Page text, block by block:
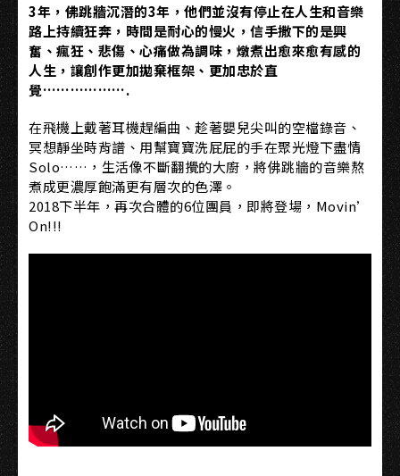
3年，佛跳牆沉潛的3年，他們並沒有停止在人生和音樂
路上持續狂奔，時間是耐心的慢火，信手撒下的是興
奮、瘋狂、悲傷、心痛做為調味，燉煮出愈來愈有感的
人生，讓創作更加拋棄框架、更加忠於直
覺……………….
在飛機上戴著耳機趕編曲、趁著嬰兒尖叫的空檔錄音、
冥想靜坐時背譜、用幫寶寶洗屁屁的手在聚光燈下盡情
Solo……，生活像不斷翻攪的大廚，將佛跳牆的音樂熬
煮成更濃厚飽滿更有層次的色澤。
2018下半年，再次合體的6位團員，即將登場，Movin’
On!!!